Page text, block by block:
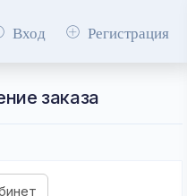
Вход Регистрация
заказа